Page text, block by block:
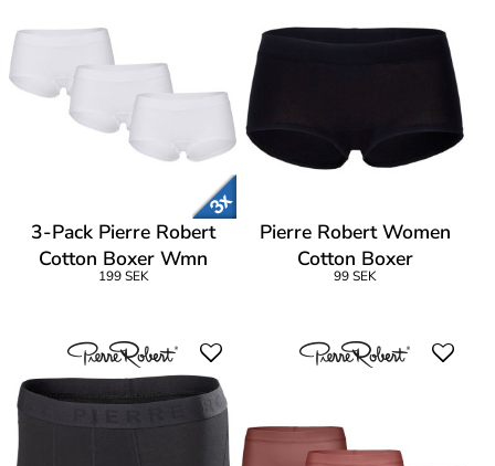
3-Pack Pierre Robert
Cotton Boxer Wmn
199 SEK
Pierre Robert Women
Cotton Boxer
99 SEK